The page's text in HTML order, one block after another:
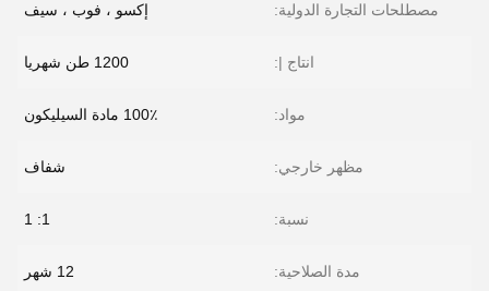
مصطلحات التجارة الدولية: إكسو ، فوب ، سيف
انتاج |: 1200 طن شهريا
مواد: 100٪ مادة السيليكون
مظهر خارجي: شفاف
نسبة: 1: 1
مدة الصلاحية: 12 شهر